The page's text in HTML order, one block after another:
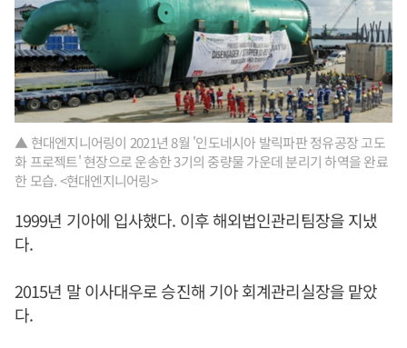
▲ 현대엔지니어링이 2021년 8월 '인도네시아 발릭파판 정유공장 고도
화 프로젝트' 현장으로 운송한 3기의 중량물 가운데 분리기 하역을 완료
한 모습. <현대엔지니어링>
1999년 기아에 입사했다. 이후 해외법인관리팀장을 지냈
다.
2015년 말 이사대우로 승진해 기아 회계관리실장을 맡았
다.